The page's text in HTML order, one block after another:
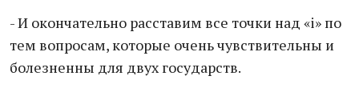
- И окончательно расставим все точки над «i» по
тем вопросам, которые очень чувствительны и
болезненны для двух государств.